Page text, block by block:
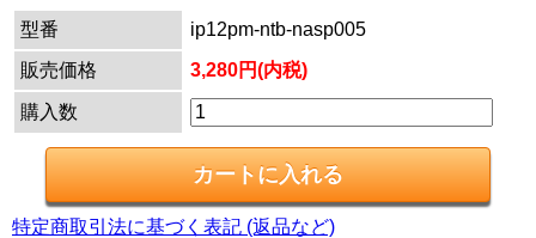
型番
ip12pm-ntb-nasp005
販売価格
3,280円(内税)
購入数
特定商取引法に基づく表記 (返品など)